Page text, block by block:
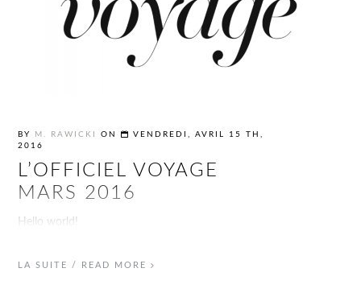
BY M. RAWICKI ON
VENDREDI, AVRIL 15 TH,
2016
L’OFFICIEL VOYAGE
MARS 2016
Hello world!
LA SUITE / READ MORE